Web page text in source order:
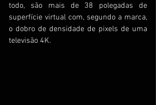
todo, são mais de 38 polegadas de
superfície virtual com, segundo a marca,
o dobro de densidade de pixels de uma
televisão 4K.